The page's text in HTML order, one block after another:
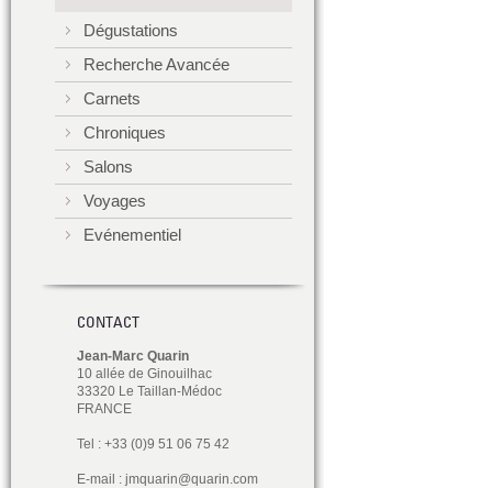
Dégustations
Recherche Avancée
Carnets
Chroniques
Salons
Voyages
Evénementiel
CONTACT
Jean-Marc Quarin
10 allée de Ginouilhac
33320 Le Taillan-Médoc
FRANCE
Tel : +33 (0)9 51 06 75 42
E-mail : jmquarin@quarin.com